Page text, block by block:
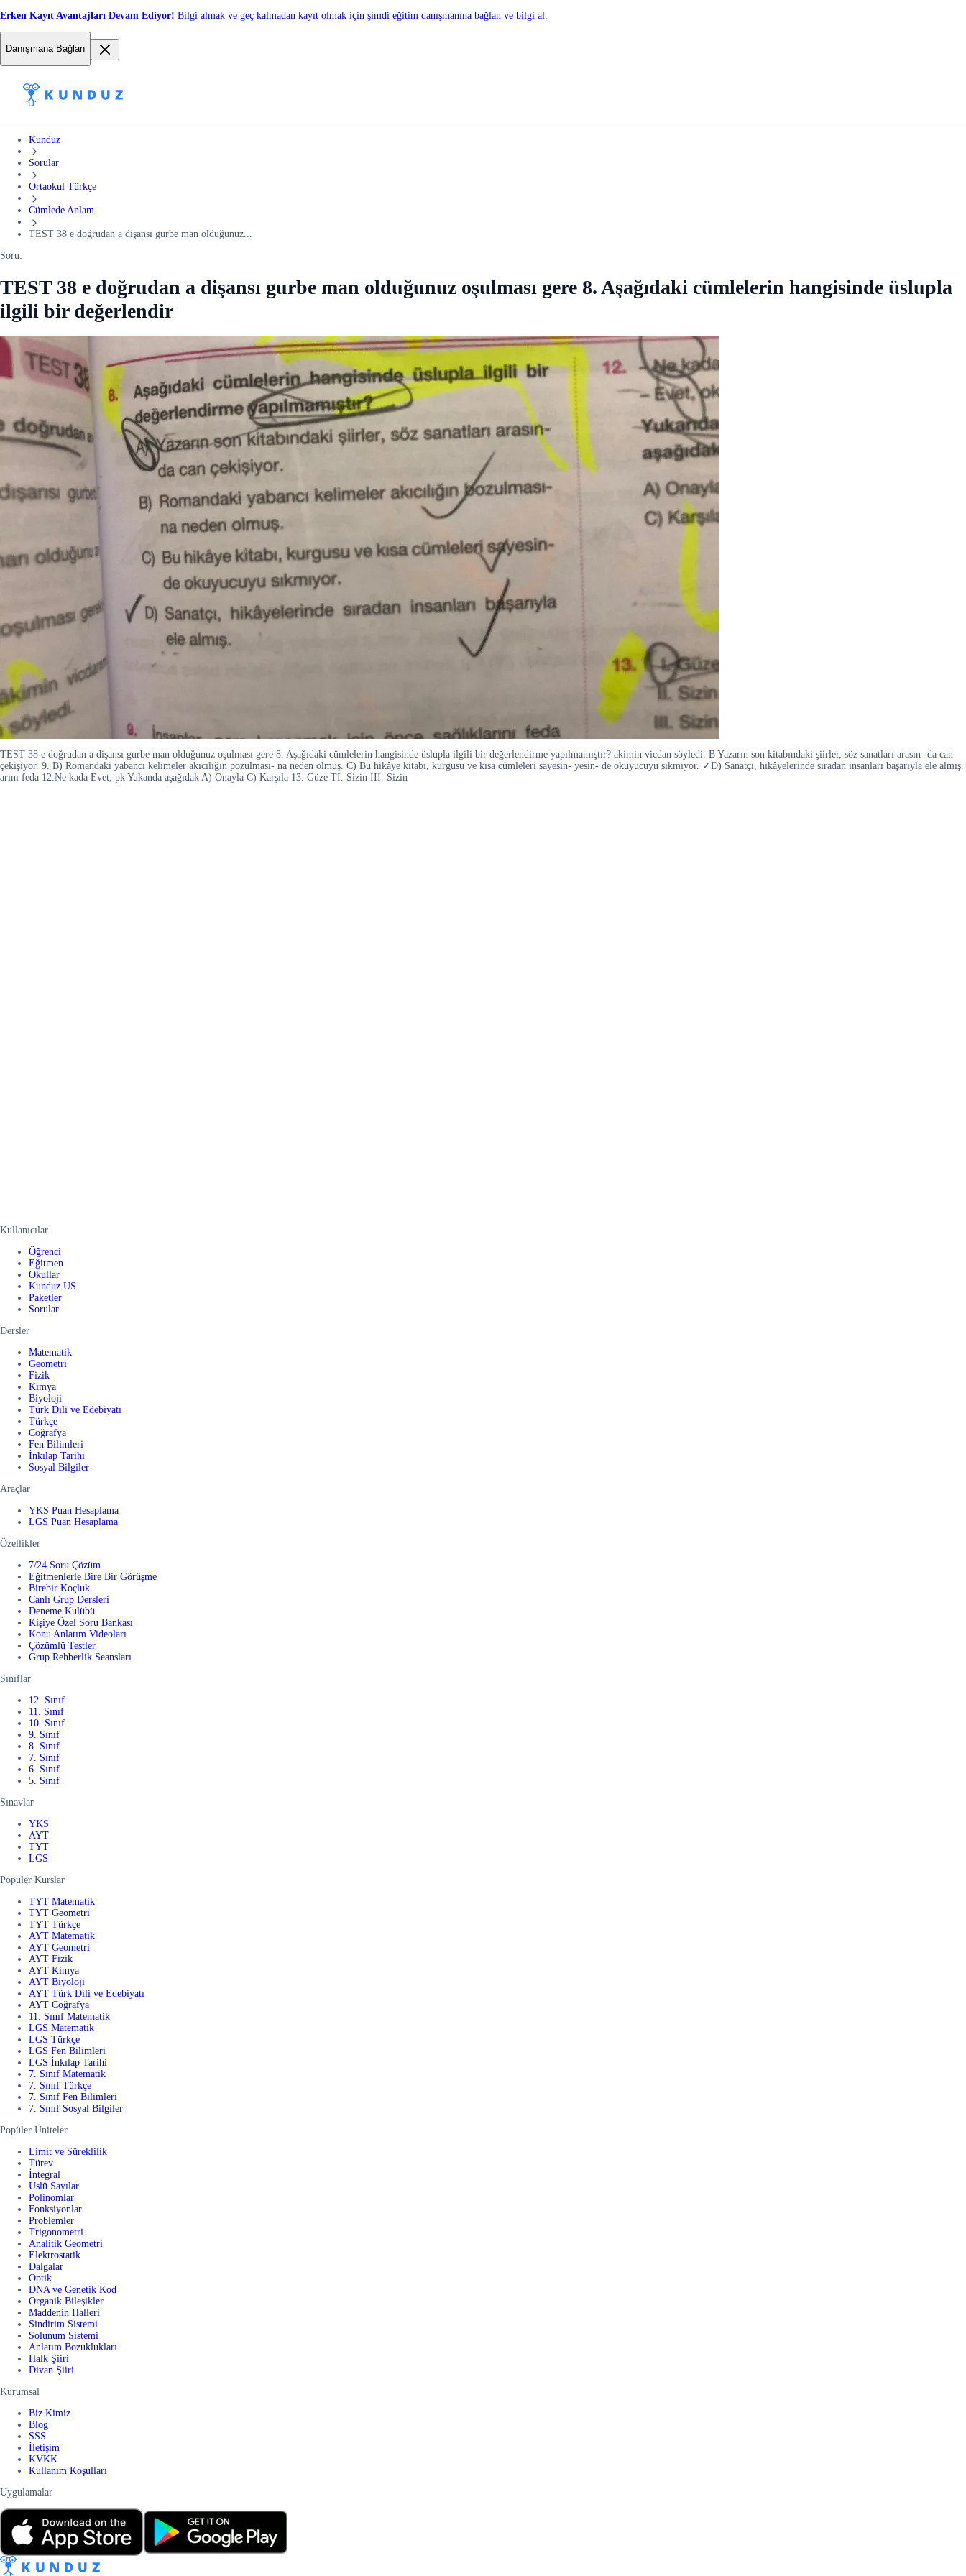
Erken Kayıt Avantajları Devam Ediyor! Bilgi almak ve geç kalmadan kayıt olmak için şimdi eğitim danışmanına bağlan ve bilgi al.
Danışmana Bağlan
Kunduz
Sorular
Ortaokul Türkçe
Cümlede Anlam
TEST 38 e doğrudan a dişansı gurbe man olduğunuz...
Soru:
TEST 38 e doğrudan a dişansı gurbe man olduğunuz oşulması gere 8. Aşağıdaki cümlelerin hangisinde üslupla
ilgili bir değerlendir
TEST 38 e doğrudan a dişansı gurbe man olduğunuz oşulması gere 8. Aşağıdaki cümlelerin hangisinde üslupla ilgili bir değerlendirme yapılmamıştır? akimin vicdan söyledi. B Yazarın son kitabındaki şiirler, söz sanatları arasın- da can
çekişiyor. 9. B) Romandaki yabancı kelimeler akıcılığın pozulması- na neden olmuş. C) Bu hikâye kitabı, kurgusu ve kısa cümleleri sayesin- yesin- de okuyucuyu sıkmıyor. ✓D) Sanatçı, hikâyelerinde sıradan insanları başarıyla ele almış.
arını feda 12.Ne kada Evet, pk Yukanda aşağıdak A) Onayla C) Karşıla 13. Güze TI. Sizin III. Sizin
Kullanıcılar
Öğrenci
Eğitmen
Okullar
Kunduz US
Paketler
Sorular
Dersler
Matematik
Geometri
Fizik
Kimya
Biyoloji
Türk Dili ve Edebiyatı
Türkçe
Coğrafya
Fen Bilimleri
İnkılap Tarihi
Sosyal Bilgiler
Araçlar
YKS Puan Hesaplama
LGS Puan Hesaplama
Özellikler
7/24 Soru Çözüm
Eğitmenlerle Bire Bir Görüşme
Birebir Koçluk
Canlı Grup Dersleri
Deneme Kulübü
Kişiye Özel Soru Bankası
Konu Anlatım Videoları
Çözümlü Testler
Grup Rehberlik Seansları
Sınıflar
12. Sınıf
11. Sınıf
10. Sınıf
9. Sınıf
8. Sınıf
7. Sınıf
6. Sınıf
5. Sınıf
Sınavlar
YKS
AYT
TYT
LGS
Popüler Kurslar
TYT Matematik
TYT Geometri
TYT Türkçe
AYT Matematik
AYT Geometri
AYT Fizik
AYT Kimya
AYT Biyoloji
AYT Türk Dili ve Edebiyatı
AYT Coğrafya
11. Sınıf Matematik
LGS Matematik
LGS Türkçe
LGS Fen Bilimleri
LGS İnkılap Tarihi
7. Sınıf Matematik
7. Sınıf Türkçe
7. Sınıf Fen Bilimleri
7. Sınıf Sosyal Bilgiler
Popüler Üniteler
Limit ve Süreklilik
Türev
İntegral
Üslü Sayılar
Polinomlar
Fonksiyonlar
Problemler
Trigonometri
Analitik Geometri
Elektrostatik
Dalgalar
Optik
DNA ve Genetik Kod
Organik Bileşikler
Maddenin Halleri
Sindirim Sistemi
Solunum Sistemi
Anlatım Bozuklukları
Halk Şiiri
Divan Şiiri
Kurumsal
Biz Kimiz
Blog
SSS
İletişim
KVKK
Kullanım Koşulları
Uygulamalar